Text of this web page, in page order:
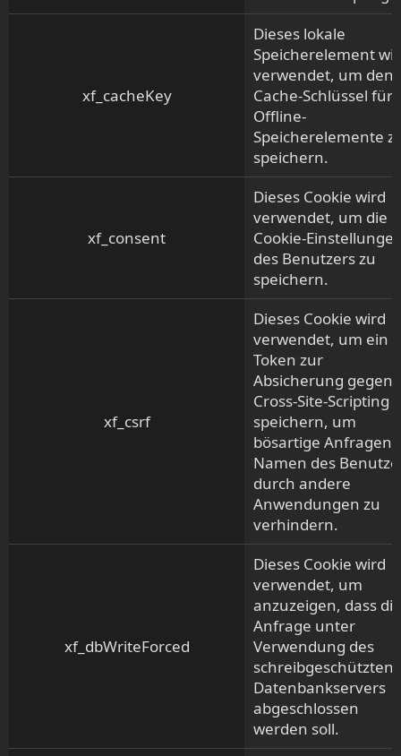
xf_cacheKey
Dieses lokale
Speicherelement
verwendet, um den
Cache-Schlüssel für
Offline-
Speicherelemente
speichern.
xf_consent
Dieses Cookie wird
verwendet, um die
Cookie-
des Benutzers zu
speichern.
xf_csrf
Dieses Cookie wird
verwendet, um ein
Token zur
Absicherung gegen
Cross-Site-Scripting
speichern, um
bösartige Anfragen
Namen des
durch andere
Anwendungen zu
verhindern.
xf_dbWriteForced
Dieses Cookie wird
verwendet, um
anzuzeigen, dass die
Anfrage unter
Verwendung des
schreibgeschützten
Datenbankservers
abgeschlossen
werden soll.